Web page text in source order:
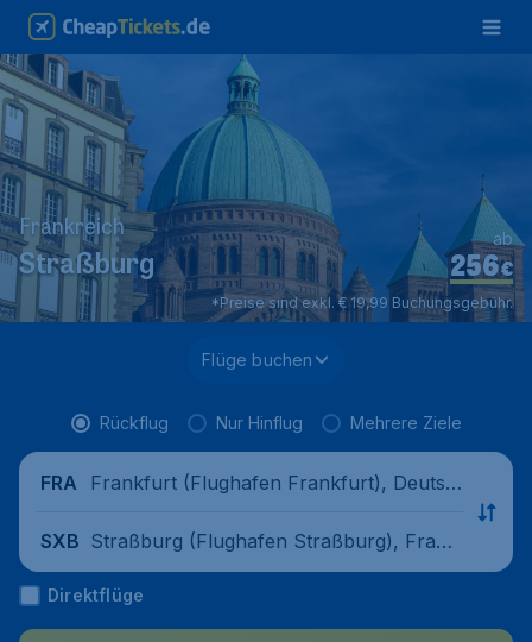
Frankreich
Straßburg €
256
ab
*Preise sind exkl. € 19,99 Buchungsgebühr.
Flüge buchen
Rückflug Nur Hinflug Mehrere Ziele
FRA
Frankfurt (Flughafen Frankfurt), Deutsc
SXB Straßburg (Flughafen Straßburg), Frank
reich
Direktflüge